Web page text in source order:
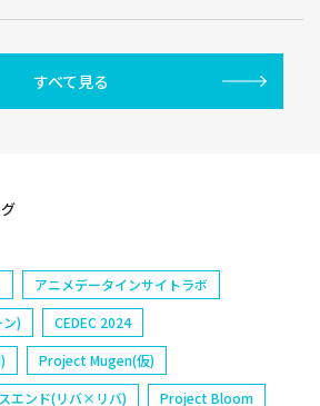
すべて見る
アニメデータインサイトラボ
ン)
CEDEC 2024
Project Mugen(仮)
エンド(リバ×リバ)
Project Bloom